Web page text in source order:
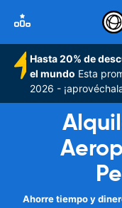
Hasta 20% de
el mundo Esta
2026 -
Ahorre tiempo y